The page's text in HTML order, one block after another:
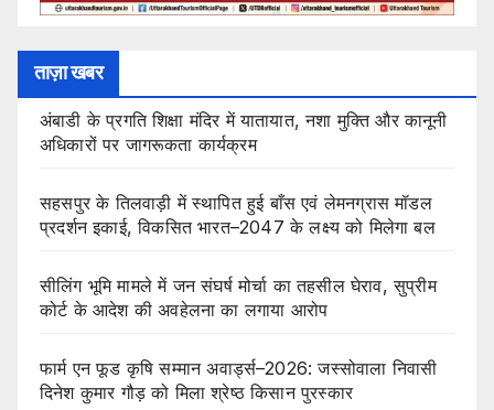
ताज़ा खबर
अंबाडी के प्रगति शिक्षा मंदिर में यातायात, नशा मुक्ति और कानूनी
अधिकारों पर जागरूकता कार्यक्रम
सहसपुर के तिलवाड़ी में स्थापित हुई बाँस एवं लेमनग्रास मॉडल
प्रदर्शन इकाई, विकसित भारत–2047 के लक्ष्य को मिलेगा बल
सीलिंग भूमि मामले में जन संघर्ष मोर्चा का तहसील घेराव, सुप्रीम
कोर्ट के आदेश की अवहेलना का लगाया आरोप
फार्म एन फूड कृषि सम्मान अवार्ड्स–2026: जस्सोवाला निवासी
दिनेश कुमार गौड़ को मिला श्रेष्ठ किसान पुरस्कार